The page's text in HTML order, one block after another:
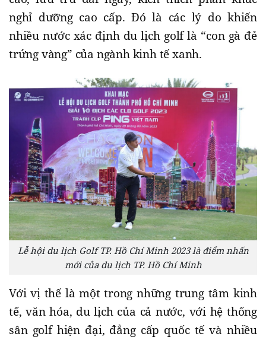
nghỉ dưỡng cao cấp. Đó là các lý do khiến
nhiều nước xác định du lịch golf là “con gà đẻ
trứng vàng” của ngành kinh tế xanh.
Lễ hội du lịch Golf TP. Hồ Chí Minh 2023 là điểm nhấn
mới của du lịch TP. Hồ Chí Minh
Với vị thế là một trong những trung tâm kinh
tế, văn hóa, du lịch của cả nước, với hệ thống
sân golf hiện đại, đẳng cấp quốc tế và nhiều